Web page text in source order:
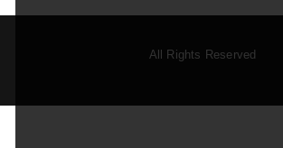
All Rights Reserved